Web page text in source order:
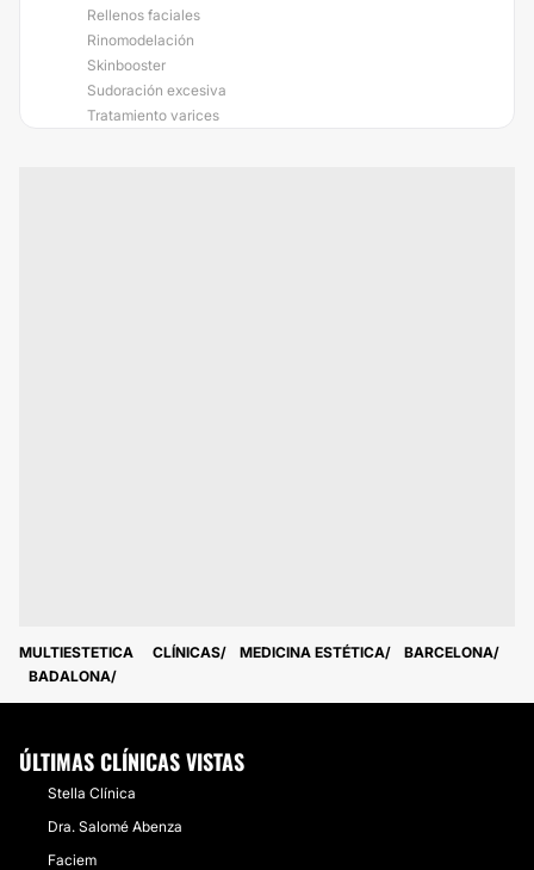
Rellenos faciales
Rinomodelación
Skinbooster
Sudoración excesiva
Tratamiento varices
MULTIESTETICA CLÍNICAS MEDICINA ESTÉTICA
BARCELONA
BADALONA
ÚLTIMAS CLÍNICAS VISTAS
Stella Clínica
Dra. Salomé Abenza
Faciem